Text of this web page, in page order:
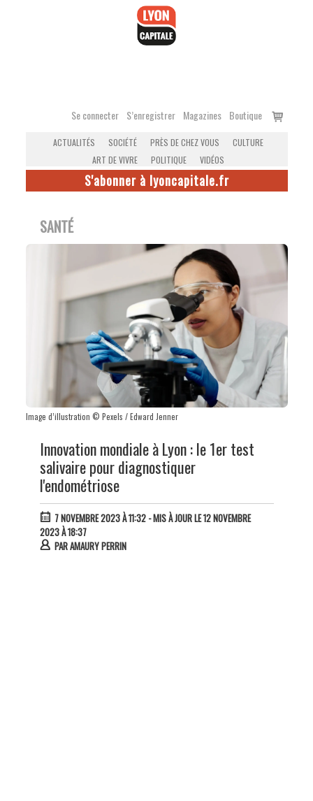
Se connecter S’enregistrer Magazines Boutique
Voir
ACTUALITÉS SOCIÉTÉ PRÈS DE CHEZ VOUS
CULTURE
ART DE VIVRE
POLITIQUE VIDÉOS
S'abonner à lyoncapitale.fr
SANTÉ
Image d’illustration © Pexels / Edward Jenner
Innovation mondiale à Lyon : le 1er test
salivaire pour diagnostiquer
l'endométriose
7 NOVEMBRE 2023 À 11:32- MIS À JOUR LE 12 NOVEMBRE
2023 À 18:37
PARAMAURY PERRIN